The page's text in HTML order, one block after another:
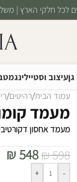
לכל חלקי הארץ | משלוח
עיצוב וסטיילינג
עמוד הבית/רהיטים/
מעמד
מעמד אחסון
₪598
₪548
-
+Alternative: